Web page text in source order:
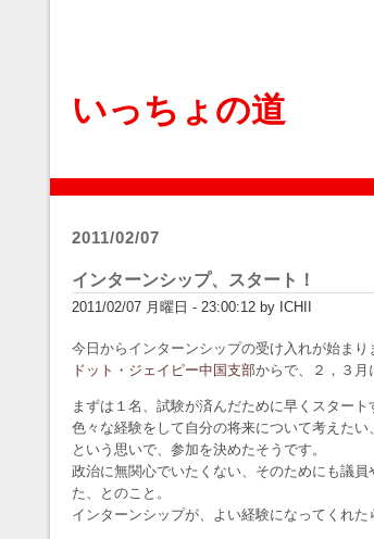
いっちょの道
2011/02/07
インターンシップ、スタート！
2011/02/07 月曜日 - 23:00:12 by ICHII
今日からインターンシップの受け入れが始まり
ドット・ジェイピー中国支部からで、２，３月
まずは１名、試験が済んだために早くスタート
色々な経験をして自分の将来について考えたい
という思いで、参加を決めたそうです。
政治に無関心でいたくない、そのためにも議
た、とのこと。
インターンシップが、よい経験になってくれた